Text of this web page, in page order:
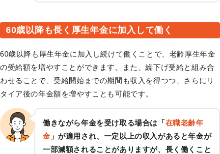
60歳以降も長く厚生年金に加入して働く
60歳以降も厚生年金に加入し続けて働くことで、老齢厚生年金
の受給額を増やすことができます。また、繰下げ受給と組み合
わせることで、受給開始までの期間も収入を得つつ、さらにリ
タイア後の年金額を増やすことも可能です。
働きながら年金を受け取る場合は「在職老齢年
金 」が適用され、一定以上の収入があると年金が
一部減額されることがありますが、長く働くこと